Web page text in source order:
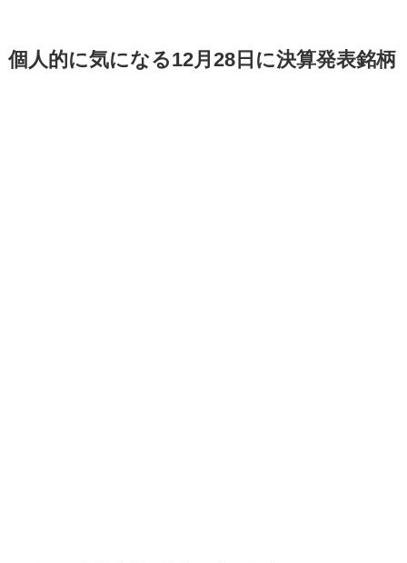
個人的に気になる12月28日に決算発表銘柄